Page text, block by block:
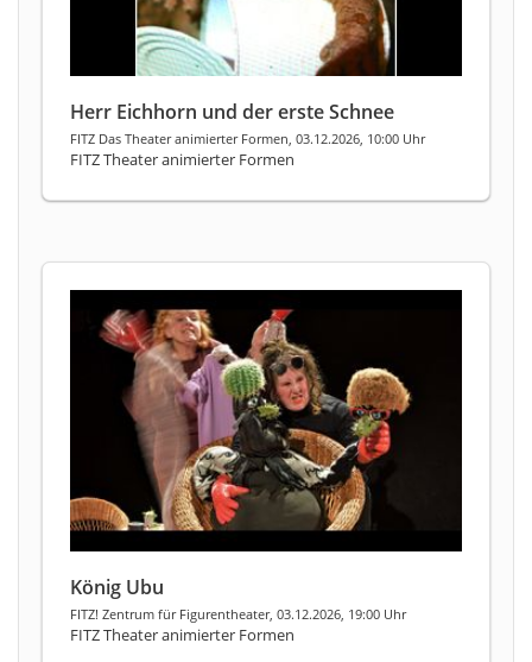
Herr Eichhorn und der erste Schnee
FITZ Das Theater animierter Formen, 03.12.2026, 10:00 Uhr
FITZ Theater animierter Formen
König Ubu
FITZ! Zentrum für Figurentheater, 03.12.2026, 19:00 Uhr
FITZ Theater animierter Formen